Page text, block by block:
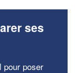
ses
pour poser